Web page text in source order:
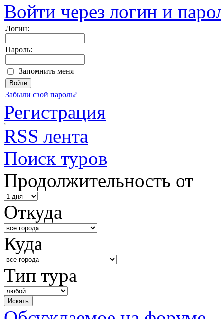
Войти через логин и
Логин:
Пароль:
Запомнить меня
Забыли свой пароль?
Регистрация
RSS лента
Поиск туров
Продолжительность от
Откуда
Куда
Тип тура